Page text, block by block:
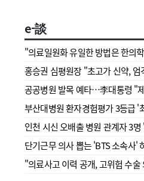
e-談
"의료일원화 유일한 방법은 한의
홍승권 심평원장 " 초고가 신약,
공공병원 발목 예타…李대통령 "
부산대병원 환자경험평가 3등급 '
인천 시신 오배출 병원 관계자 3
단기근무 의사 뽑는 'BTS 소속사'
"의료사고 이력 공개, 고위험 수